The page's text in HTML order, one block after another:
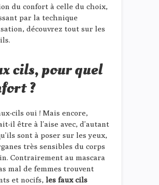
du confort à celle du choix,
par la technique
découvrez tout sur les
cils, pour quel
?
cils oui ! Mais encore,
il être à l’aise avec, d’autant
sont à poser sur les yeux,
très sensibles du corps
Contrairement au mascara
mal de femmes trouvent
et nocifs, les faux cils